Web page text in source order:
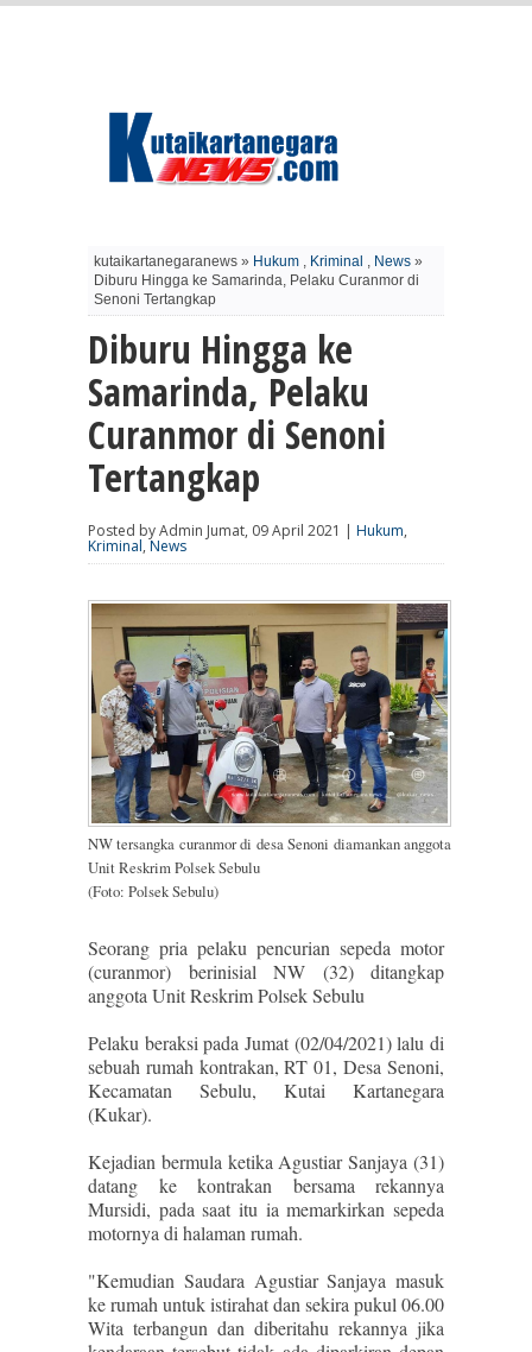
kutaikartanegaranews » Hukum , Kriminal , News »
Diburu Hingga ke Samarinda, Pelaku Curanmor di
Senoni Tertangkap
Diburu Hingga ke
Samarinda, Pelaku
Curanmor di Senoni
Tertangkap
Posted by Admin Jumat, 09 April 2021 | Hukum,
Kriminal,News
NW tersangka curanmor di desa Senoni diamankan anggota
Unit Reskrim Polsek Sebulu
(Foto: Polsek Sebulu)
Seorang pria pelaku pencurian sepeda motor
(curanmor) berinisial NW (32) ditangkap
anggota Unit Reskrim Polsek Sebulu
Pelaku beraksi pada Jumat (02/04/2021) lalu di
sebuah rumah kontrakan, RT 01, Desa Senoni,
Kecamatan Sebulu, Kutai Kartanegara
(Kukar).
Kejadian bermula ketika Agustiar Sanjaya (31)
datang ke kontrakan bersama rekannya
Mursidi, pada saat itu ia memarkirkan sepeda
motornya di halaman rumah.
"Kemudian Saudara Agustiar Sanjaya masuk
ke rumah untuk istirahat dan sekira pukul 06.00
Wita terbangun dan diberitahu rekannya jika